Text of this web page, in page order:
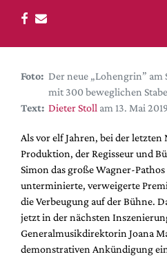
DdB-map
Kalender
Festival-Planer
Hefte
Alle Hefte
Leseproben
Podcast
Service
Shop / Abo
Newsletter
Foto: Der neue „Lohengrin”
mit 300 beweglichen
Text: Dieter Stoll am 13. Mai 2019
Als vor elf Jahren, bei der
Produktion, der Regisseur und
Simon das große Wagner-
unterminierte, verweigerte
die Verbeugung auf der Bühne.
jetzt in der nächsten
Generalmusikdirektorin Joana
demonstrativen Ankündigung